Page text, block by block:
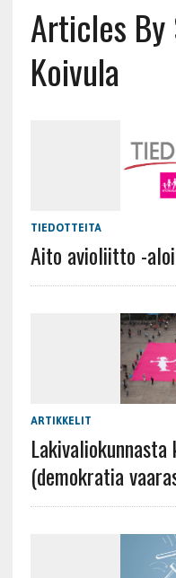
Articles By
Koivula
TIEDOTTEITA
Aito avioliitto -
ARTIKKELIT
(demokratia